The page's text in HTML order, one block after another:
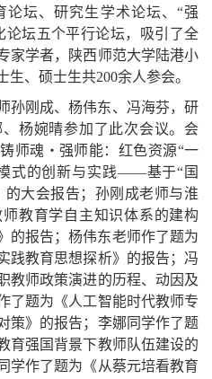
坛、研究生学术论坛、“强
论坛五个平行论坛，吸引了全
家学者，陕西师范大学陆港小
、硕士生共200余人参会。
孙刚成、杨伟东、冯海芬，研
杨婉晴参加了此次会议。会
师魂・强师能：红色资源“一
式的创新与实践——基于“国
的大会报告；孙刚成老师与淮
教育学自主知识体系的建构
报告；杨伟东老师作了题为
践教育思想探析》的报告；冯
教师政策演进的历程、动因及
了题为《人工智能时代教师专
策》的报告；李娜同学作了题
育强国背景下教师队伍建设的
学作了题为《从蔡元培看教育